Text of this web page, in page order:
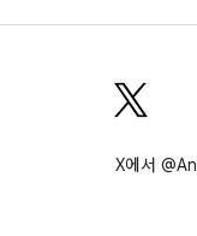
X에서